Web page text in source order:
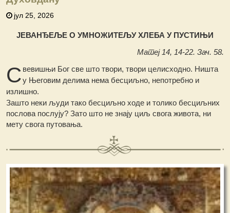
јул 25, 2026
ЈЕВАНЂЕЉЕ О УМНОЖИТЕЉУ ХЛЕБА У ПУСТИЊИ
Матеј 14, 14-22. Зач. 58.
С вевишњи Бог све што твори, твори целисходно. Ништа
у Његовим делима нема бесциљно, непотребно и
излишно.
Зашто неки људи тако бесциљно ходе и толико бесциљних
послова послују? Зато што не знају циљ свога живота, ни
мету свога путовања.